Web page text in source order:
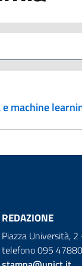
machine
REDAZIONE
Piazza Università,
telefono 095